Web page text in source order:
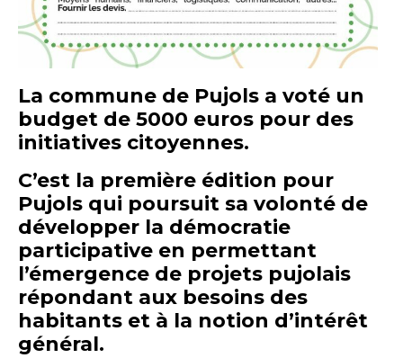
La commune de Pujols a voté un
budget de 5000 euros pour des
initiatives citoyennes.
C’est la première édition pour
Pujols qui poursuit sa volonté de
développer la démocratie
participative en permettant
l’émergence de projets pujolais
répondant aux besoins des
habitants et à la notion d’intérêt
général.